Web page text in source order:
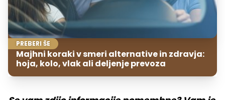
PREBERI ŠE
Majhni koraki v smeri alternative in zdravja:
hoja, kolo, vlak ali deljenje prevoza